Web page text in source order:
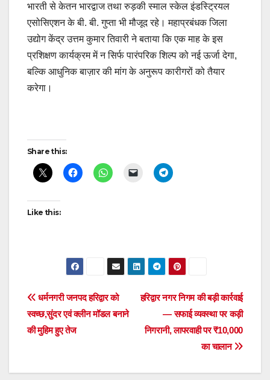
भारती से केतन भारद्वाज तथा रुड़की स्माल स्केल इंडस्ट्रियल
एसोसिएशन के बी. बी. गुप्ता भी मौजूद रहे। महाप्रबंधक जिला
उद्योग केंद्र उत्तम कुमार तिवारी ने बताया कि एक माह के इस
प्रशिक्षण कार्यक्रम में न सिर्फ पारंपरिक शिल्प को नई ऊर्जा देगा,
बल्कि आधुनिक बाज़ार की मांग के अनुरूप कारीगरों को तैयार
करेगा।
Post
navigation
Share this:
Like this:
Post
navigation
हरिद्वार नगर निगम की बड़ी कार्रवाई
— सफाई व्यवस्था पर कड़ी
निगरानी, लापरवाही पर ₹10,000
का चालान
धर्मनगरी जनपद हरिद्वार को
स्वच्छ,सुंदर एवं क्लीन मॉडल बनाने
की मुहिम हुए तेज